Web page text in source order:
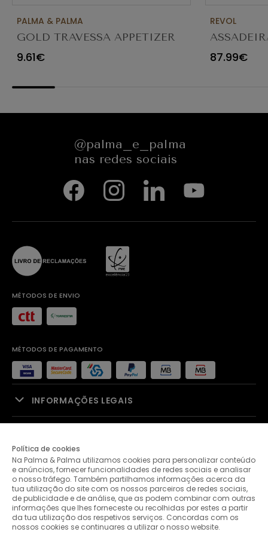
PALMA & PALMA
GOLD TRAVESSA APPETIZER
Ø23X12CM
9.61€
REVOL
654545
87.99€
@palma_e_palma
nas redes sociais
MÉTODOS DE ENVIO
MÉTODOS DE PAGAMENTO
INFORMAÇÕES LEGAIS
PALMA & PALMA
APOIO AO CLIENTE
CONTACTOS
Política de cookies
Na Palma & Palma utilizamos cookies para personalizar conteúdo
e anúncios, fornecer funcionalidades de redes sociais e analisar
o nosso tráfego. Também partilhamos informações acerca da
tua utilização do site com os nossos parceiros de redes sociais,
de publicidade e de análise, que as podem combinar com outras
informações que lhes forneceste ou recolhidas por estes a partir
da tua utilização dos respetivos serviços. Concordas com os
nossos cookies se continuares a utilizar o nosso website.